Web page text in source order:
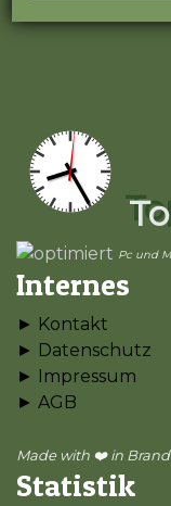
Pc und
Internes
► Kontakt
► Datenschutz
► Impressum
► AGB
Made with ❤️ in
Statistik